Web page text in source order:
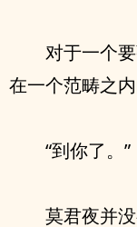
对于一个
在一个范畴之内
“到你了。”
莫君夜并